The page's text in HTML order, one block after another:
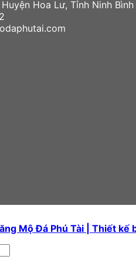
Hoa Lư, Tỉnh Ninh Bình
Mộ Đá Phú Tài | Thiết kế